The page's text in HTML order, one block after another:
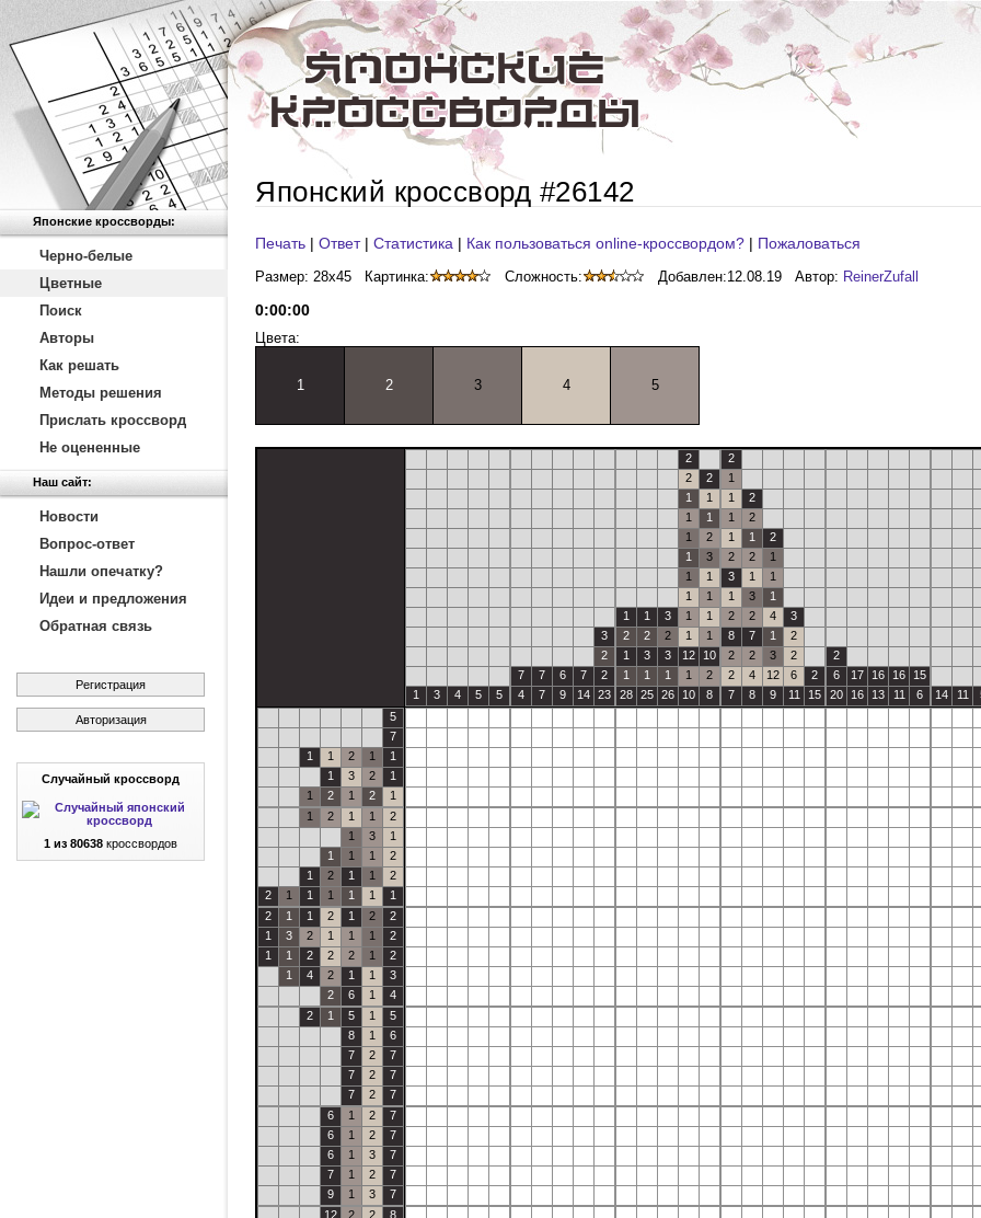
Японские кроссворды:
Черно-белые
Цветные
Поиск
Авторы
Как решать
Методы решения
Прислать кроссворд
Не оцененные
Наш сайт:
Новости
Вопрос-ответ
Нашли опечатку?
Идеи и предложения
Обратная связь
Регистрация
Авторизация
Случайный кроссворд
1 из 80638 кроссвордов
Японский кроссворд #26142
Печать | Ответ| Статистика | Как пользоваться online-кроссвордом? | Пожаловаться
Размер: 28x45 Картинка: Сложность: Добавлен:12.08.19 Автор: ReinerZufall
0:00:00
Цвета:
1 2 3 4 5
2
2
2
2
1
1
1 1
2
1
1 1
2
1
2 1 1
2
1
3 2 2
1
1
1 3 1
1
1
1 1 3
1
1
1 3 1 1 2 2 4
3
3
2 2 2 1 1 8 7 1
2
2
1 3 3 12 10 2 2 3 2
2
7
7 6 7 2 1 1 1 1 2 2 4 12 6 2 6 17 16 16
15
1
3 4 5 5 4 7 9 14 23 28 25 26 10 8 7 8 9 11 15 20 16 13 11 6 14 11
5
7
1
1 2 1
1
1
3 2
1
1
2 1 2
1
1
2 1 1
2
1
3
1
1
1 1
2
1
2 1 1
2
2
1 1 1 1 1
1
2
1 1 2 1 2
2
1
3 2 1 1 1
2
1
1 2 2 2 1
2
1
4 2 1 1
3
2
6 1
4
2
1 5 1
5
8
1
6
7
2
7
7
2
7
7
2
7
6
1 2
7
6
1 2
7
6
1 3
7
7
1 2
7
9
1 3
7
12
2 2
8